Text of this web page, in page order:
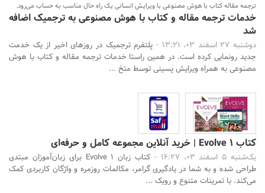
ترجمه مقاله کتاب با هوش مصنوعی با ویرایش انسانی یک راه حال مناسب به حساب می‌رود.
خدمات ترجمه مقاله و کتاب با هوش مصنوعی به ترجمیک اضافه
شد
دوشنبه 27 اسفند 03، 13:21 -
پلتفرم ترجمیک در روزهای اخیر از یک خدمت
جدید رونمایی کرده است. در همین راستا خدمات ترجمه مقاله و کتاب با هوش
مصنوعی به همراه ویرایش پسینی توسط متخ ...
کتاب Evolve 1 | خرید آنلاین مجموعه کامل و حرفه‌ای
یک‌شنبه 5 اسفند 03، 16:27 -
کتاب زبان Evolve 1 برای زبان‌آموزان مبتدی
طراحی شده و به شما در یادگیری گرامر، مکالمات روزمره و واژگان کاربردی کمک
می‌کند. با تمرینات متنوع و رویک ...